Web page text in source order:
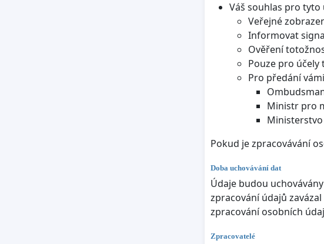
Váš souhlas pro tyto
Veřejné
Informovat
Ověření
Pouze pro účely
Pro předání
Ministr pro
Pokud je zpracovávání
Doba uchovávání dat
Údaje budou
zpracování údajů
zpracování osobních
Zpracovatelé